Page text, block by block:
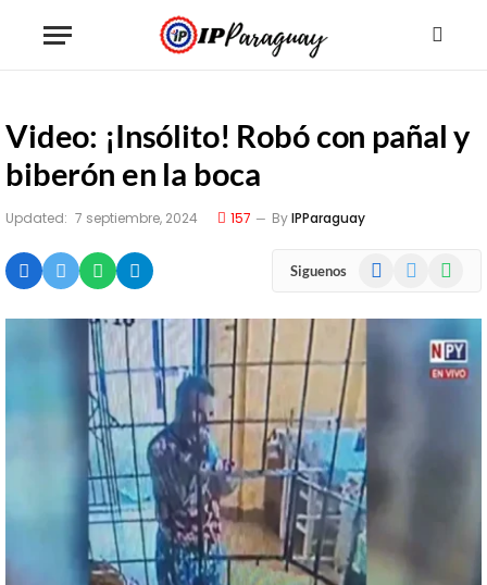
Video: ¡Insólito! Robó con pañal y
biberón en la boca
Updated: 7 septiembre, 2024 157 ByIPParaguay
Siguenos Facebook